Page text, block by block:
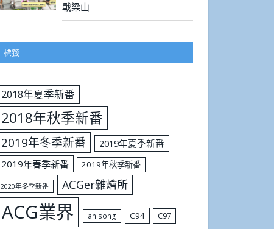
戰梁山
標籤
2018年夏季新番
2018年秋季新番
2019年冬季新番
2019年夏季新番
2019年春季新番
2019年秋季新番
2020年冬季新番 ACGer雜燴所
ACG業界 anisong C94 C97